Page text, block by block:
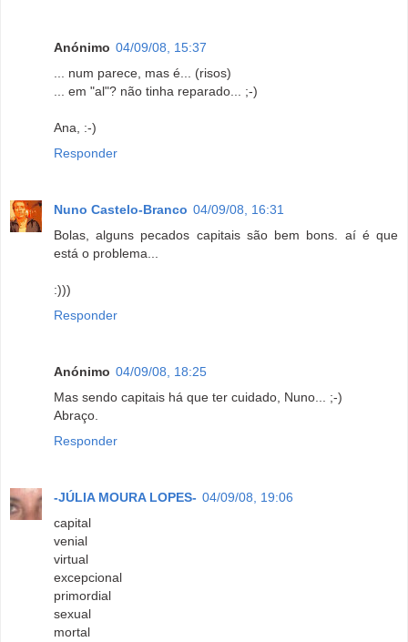
Anónimo 04/09/08, 15:37
... num parece, mas é... (risos)
... em "al"? não tinha reparado... ;-)
Ana, :-)
Responder
Nuno Castelo-Branco 04/09/08, 16:31
Bolas, alguns pecados capitais são bem bons. aí é que
está o problema...
:)))
Responder
Anónimo 04/09/08, 18:25
Mas sendo capitais há que ter cuidado, Nuno... ;-)
Abraço.
Responder
-JÚLIA MOURA LOPES- 04/09/08, 19:06
capital
venial
virtual
excepcional
primordial
sexual
mortal